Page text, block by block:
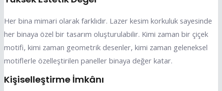
Her bina mimari olarak farklıdır. Lazer kesim korkuluk sayesinde
her binaya özel bir tasarım oluşturulabilir. Kimi zaman bir çiçek
motifi, kimi zaman geometrik desenler, kimi zaman geleneksel
motiflerle özelleştirilen paneller binaya değer katar.
Kişiselleştirme İmkânı